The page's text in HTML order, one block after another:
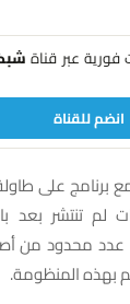
فورية عبر قناة
انضم للقناة
على
لم تنتشر
عدد محدود من
بهذه المنظومة.